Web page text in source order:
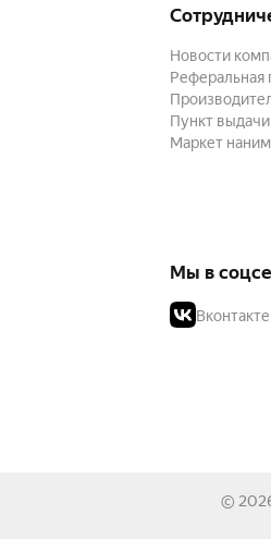
Новости
Реферальная
Пункт выдачи
Маркет
Мы в
Вконтакте
©